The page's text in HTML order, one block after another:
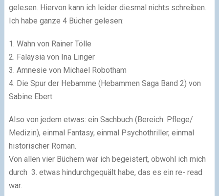
gelesen. Hiervon kann ich leider diesmal nichts schreiben.
Ich habe ganze 4 Bücher gelesen:
1. Wahn von Rainer Tölle
2. Falaysia von Ina Linger
3. Amnesie von Michael Robotham
4. Die Spur der Hebamme (Hebammen Saga Band 2) von
Sabine Ebert
Also von jedem etwas: ein Sachbuch (Bereich: Pflege/
Medizin), einmal Fantasy, einmal Psychothriller, einmal
historischer Roman.
Von allen vier Büchern war ich begeistert, obwohl ich mich
durch 3. etwas hindurchgequält habe, das es ein re- read
war.